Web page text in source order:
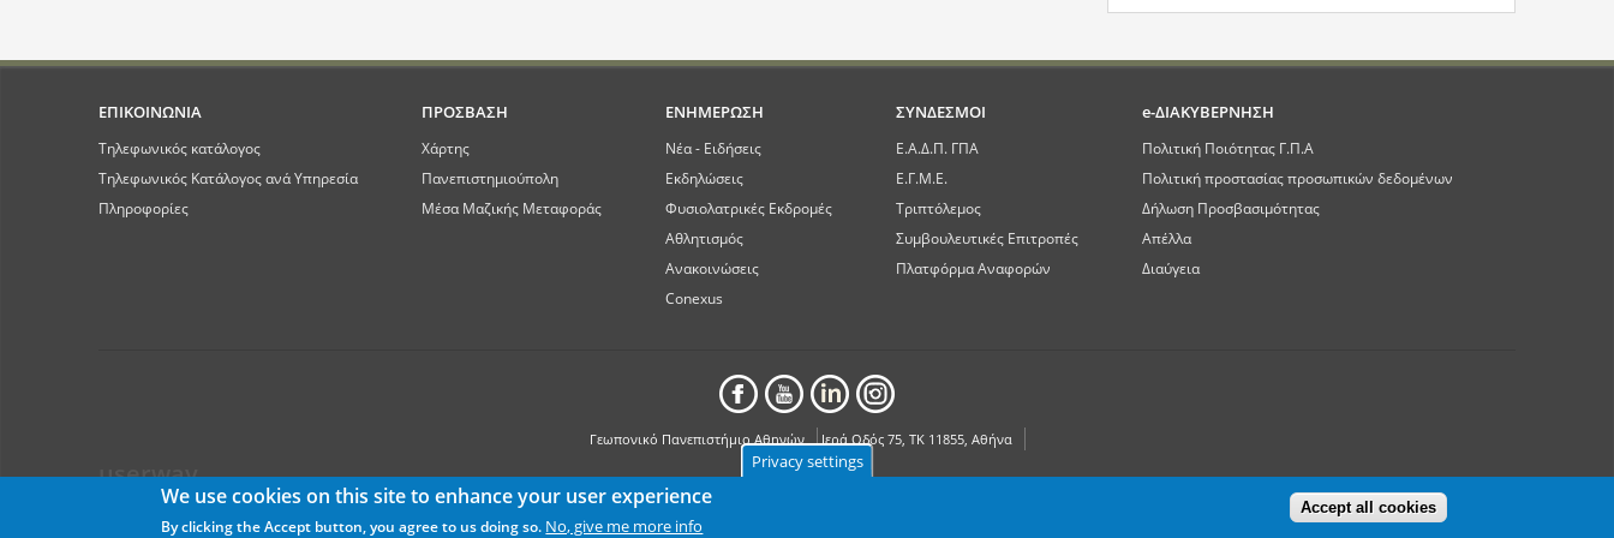
ΕΠΙΚΟΙΝΩΝΙΑ
Τηλεφωνικός κατάλογος
Τηλεφωνικός Κατάλογος ανά Υπηρεσία
Πληροφορίες
ΠΡΟΣΒΑΣΗ
Χάρτης
Πανεπιστημιούπολη
Μέσα Μαζικής Μεταφοράς
ΕΝΗΜΕΡΩΣΗ
Νέα - Ειδήσεις
Εκδηλώσεις
Φυσιολατρικές Εκδρομές
Αθλητισμός
Ανακοινώσεις
Conexus
ΣΥΝΔΕΣΜΟΙ
Ε.Α.Δ.Π. ΓΠΑ
Ε.Γ.Μ.Ε.
Τριπτόλεμος
Συμβουλευτικές Επιτροπές
Πλατφόρμα Αναφορών
e-ΔΙΑΚΥΒΕΡΝΗΣΗ
Πολιτική Ποιότητας Γ.Π.Α
Πολιτική προστασίας προσωπικών δεδομένων
Δήλωση Προσβασιμότητας
Απέλλα
Διαύγεια
Γεωπονικό Πανεπιστήμιο Αθηνών Ιερά Οδός 75, ΤΚ 11855, Αθήνα
userway Privacy settings
We use cookies on this site to enhance your user experience
By clicking the Accept button, you agree to us doing so. No, give me more info
Accept all cookies